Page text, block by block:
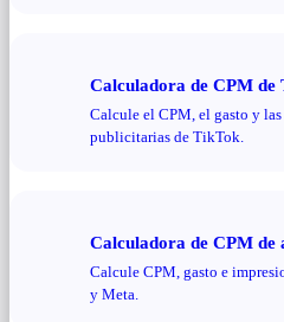
Calculadora de CPM de
Calcule el CPM, el gasto y
publicitarias de TikTok.
Calculadora de CPM de
Calcule CPM, gasto e
y Meta.